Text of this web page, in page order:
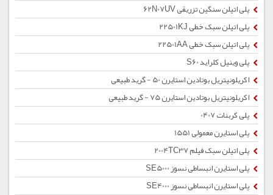
پلی اتیلن سنگین تزریقی 62N07UV
پلی اتیلن سبک خطی 22501KJ
پلی اتیلن سبک خطی 22501AA
پلی وینیل کلراید S60
اکریلونیتریل بوتادین استایرن 50 - گرید طبیعی
اکریلونیتریل بوتادین استایرن 75 - گرید طبیعی
پلی کربنات 0407
پلی استایرن معمولی 1551
پلی اتیلن سبک فیلم 2004TC37
پلی استایرن انبساطی نسوز SE5000
پلی استایرن انبساطی نسوز SE4000